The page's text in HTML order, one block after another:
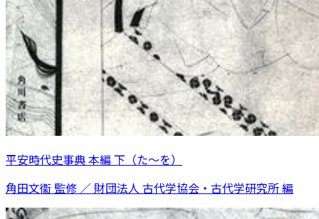
平安時代史事典 本編 下（た～を）
角田文衞 監修 ／ 財団法人 古代学協会・古代学研究所 編